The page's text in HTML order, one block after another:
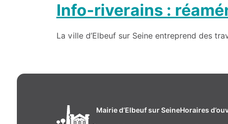
Info-riverains :
La ville d’Elbeuf sur Seine entreprend des
Mairie d’Elbeuf sur SeineHoraires